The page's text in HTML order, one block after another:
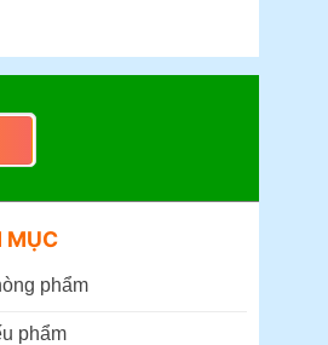
MỤC
phẩm
phẩm